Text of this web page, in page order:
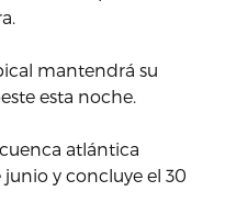
mantendrá su
esta noche.
atlántica
y concluye el 30